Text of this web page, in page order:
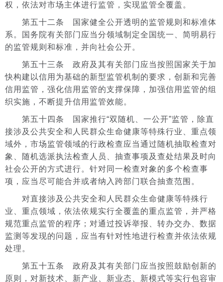
权，依法对市场主体进行监管，实现监管全覆盖。
第五十二条 国家健全公开透明的监管规则和标准体
系。国务院有关部门应当分领域制定全国统一、简明易行
的监管规则和标准，并向社会公开。
第五十三条 政府及其有关部门应当按照国家关于加
快构建以信用为基础的新型监管机制的要求，创新和完善
信用监管，强化信用监管的支撑保障，加强信用监管的组
织实施，不断提升信用监管效能。
第五十四条 国家推行“双随机、一公开”监管，除直
接涉及公共安全和人民群众生命健康等特殊行业、重点领
域外，市场监管领域的行政检查应当通过随机抽取检查对
象、随机选派执法检查人员、抽查事项及查处结果及时向
社会公开的方式进行。针对同一检查对象的多个检查事
项，应当尽可能合并或者纳入跨部门联合抽查范围。
对直接涉及公共安全和人民群众生命健康等特殊行
业、重点领域，依法依规实行全覆盖的重点监管，并严格
规范重点监管的程序；对通过投诉举报、转办交办、数据
监测等发现的问题，应当有针对性地进行检查并依法依规
处理。
第五十五条 政府及其有关部门应当按照鼓励创新的
原则，对新技术、新产业、新业态、新模式等实行包容审